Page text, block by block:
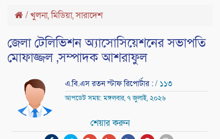
/ খুলনা,মিডিয়া,সারাদেশ
জেলা টেলিভিশন অ্যাসোসিয়েশনের সভাপতি
মোফাজ্জল ,সম্পাদক আশরাফুল
এ.বি.এস রতন স্টাফ রিপোর্টার :/ ১১৩
আপডেট সময়: মঙ্গলবার, ৭ জুলাই, ২০২৬
শেয়ার করুন